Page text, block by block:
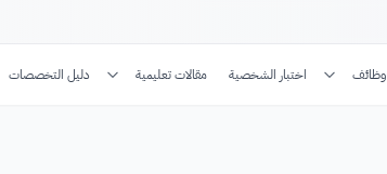
وظائف اختبار الشخصية مقالات تعليمية دليل التخصصات